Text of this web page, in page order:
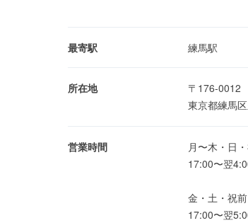
最寄駅 練馬駅
所在地
〒176-0012
東京都練馬
営業時間
月〜木・日
17:00〜翌
金・土・祝
17:00〜翌